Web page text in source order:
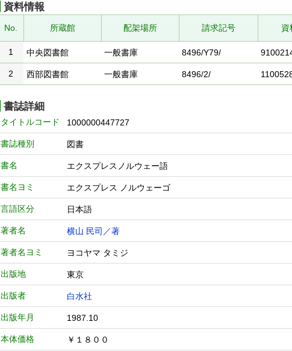
資料情報
No. 所蔵館 配架場所 請求記号 資
1
中央図書館 一般書庫 8496/Y79/
2 西部図書館 一般書庫 8496/2/
書誌詳細
タイトルコード 1000000447727
書誌種別 図書
書名 エクスプレスノルウェー語
書名ヨミ エクスプレス ノルウェーゴ
言語区分 日本語
著者名 横山 民司／著
著者名ヨミ ヨコヤマ タミジ
出版地 東京
出版者 白水社
出版年月 1987.10
本体価格 ￥１８００